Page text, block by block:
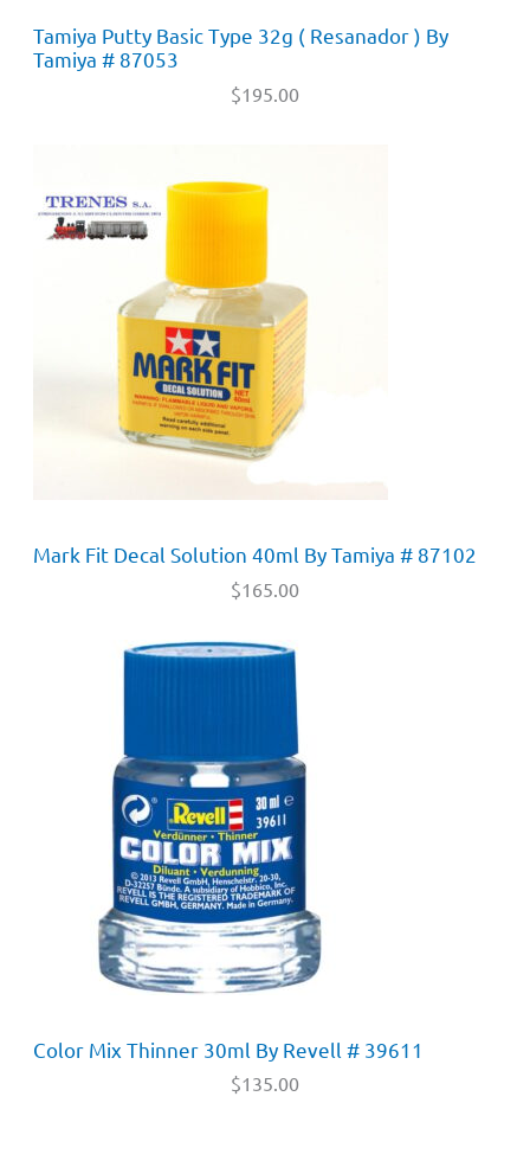
Tamiya Putty Basic Type 32g ( Resanador ) By
Tamiya # 87053
$195.00
Mark Fit Decal Solution 40ml By Tamiya # 87102
$165.00
Color Mix Thinner 30ml By Revell # 39611
$135.00